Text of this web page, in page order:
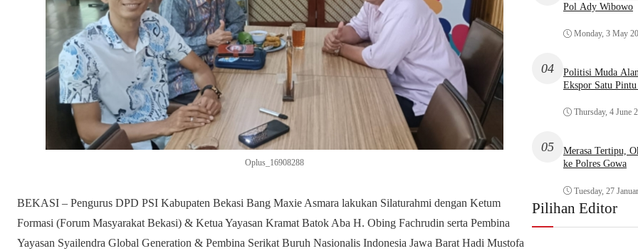
Oplus_16908288
BEKASI – Pengurus DPD PSI Kabupaten Bekasi Bang Maxie Asmara lakukan Silaturahmi dengan Ketum
Formasi (Forum Masyarakat Bekasi) & Ketua Yayasan Kramat Batok Aba H. Obing Fachrudin serta Pembina
Yayasan Syailendra Global Generation & Pembina Serikat Buruh Nasionalis Indonesia Jawa Barat Hadi Mustofa
Pol Ady Wibowo
Monday, 3 May
04
Politisi Muda
Ekspor Satu
Thursday, 4 June
05
Merasa Tertipu,
ke Polres Gowa
Tuesday, 27
Pilihan Editor